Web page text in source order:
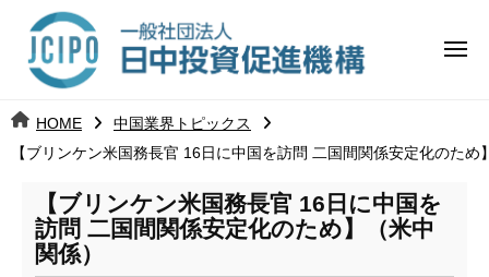
ツ 日
中
投
資
j
c
メ
HOME
中国業界トピックス
【ブリンケン米国務長官 16日に中国を訪問 二国間関係安定化のため
【ブリンケン米国務長官 16日に中国を
訪問 二国間関係安定化のため】（米中
関係）
日
中
資
進
機